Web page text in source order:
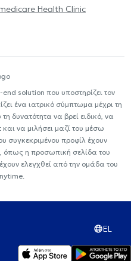
Health Clinic
solution που υποστηρίζει τον
ένα ιατρικό σύμπτωμα μέχρι τη
δυνατότητα να βρεί ειδικό, να
να μιλήσει μαζί του μέσω
συγκεκριμένου προφίλ έχουν
όπως η προσωπική σελίδα του
ελεγχθεί από την ομάδα του
EL